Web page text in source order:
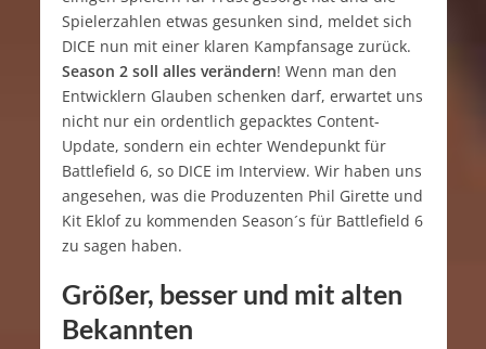
Spielerzahlen etwas gesunken sind, meldet sich
DICE nun mit einer klaren Kampfansage zurück.
Season 2 soll alles verändern! Wenn man den
Entwicklern Glauben schenken darf, erwartet uns
nicht nur ein ordentlich gepacktes Content-
Update, sondern ein echter Wendepunkt für
Battlefield 6, so DICE im Interview. Wir haben uns
angesehen, was die Produzenten Phil Girette und
Kit Eklof zu kommenden Season´s für Battlefield 6
zu sagen haben.
Größer, besser und mit alten
Bekannten